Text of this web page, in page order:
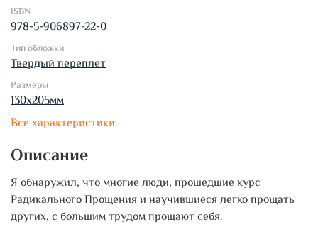
ISBN
978-5-906897-22-0
Тип обложки
Твердый переплет
Размеры
130х205мм
Все характеристики
Описание
Я обнаружил, что многие люди, прошедшие курс
Радикального Прощения и научившиеся легко прощать
других, с большим трудом прощают себя.